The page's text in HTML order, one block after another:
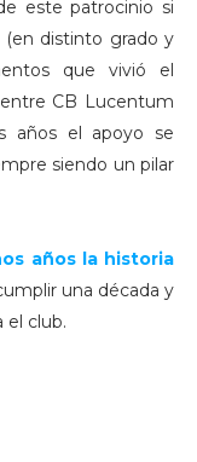
este patrocinio si
distinto grado y
que vivió el
CB Lucentum
años el apoyo se
siendo un pilar
años la historia
una década y
el club.